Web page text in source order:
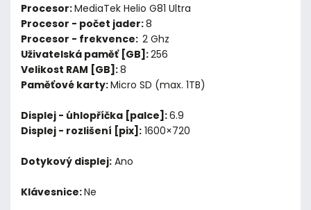
Procesor:MediaTek Helio G81 Ultra
Procesor - počet jader:8
Procesor - frekvence: 2 Ghz
Uživatelská paměť [GB]:256
Velikost RAM [GB]:8
Paměťové karty:Micro SD (max. 1TB)
Displej - úhlopříčka [palce]:6.9
Displej - rozlišení [pix]: 1600×720
Dotykový displej: Ano
Klávesnice:Ne